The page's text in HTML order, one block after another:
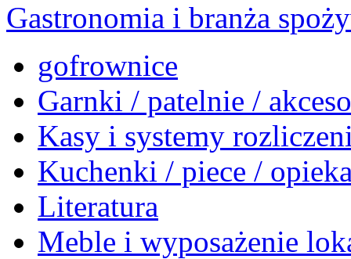
Gastronomia i branża
gofrownice
Garnki / patelnie /
Kasy i systemy
Kuchenki / piece /
Literatura
Meble i wyposażenie